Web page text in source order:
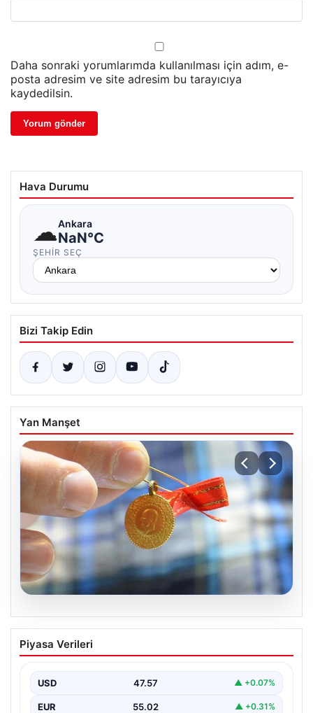
Daha sonraki yorumlarımda kullanılması için adım, e-
posta adresim ve site adresim bu tarayıcıya
kaydedilsin.
Hava Durumu
☁Ankara
NaN°C
ŞEHIR SEÇ
Bizi Takip Edin
Yan Manşet
Altın fiyatları canlı 8 Nisan 2026: Altın
fiyatları ne kadar oldu? Gram, çeyrek,
fiyatları
Piyasa Verileri
USD 47.57 ▲ +0.07%
EUR 55.02 ▲ +0.31%